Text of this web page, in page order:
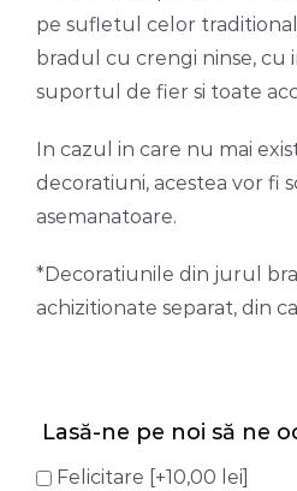
pe sufletul celor
bradul cu crengi ninse, cu
suportul de fier si toate
In cazul in care nu mai
decoratiuni, acestea vor fi
asemanatoare.
*Decoratiunile din jurul
achizitionate separat, din
Lasă-ne pe noi să ne
Felicitare [+10,00 lei]